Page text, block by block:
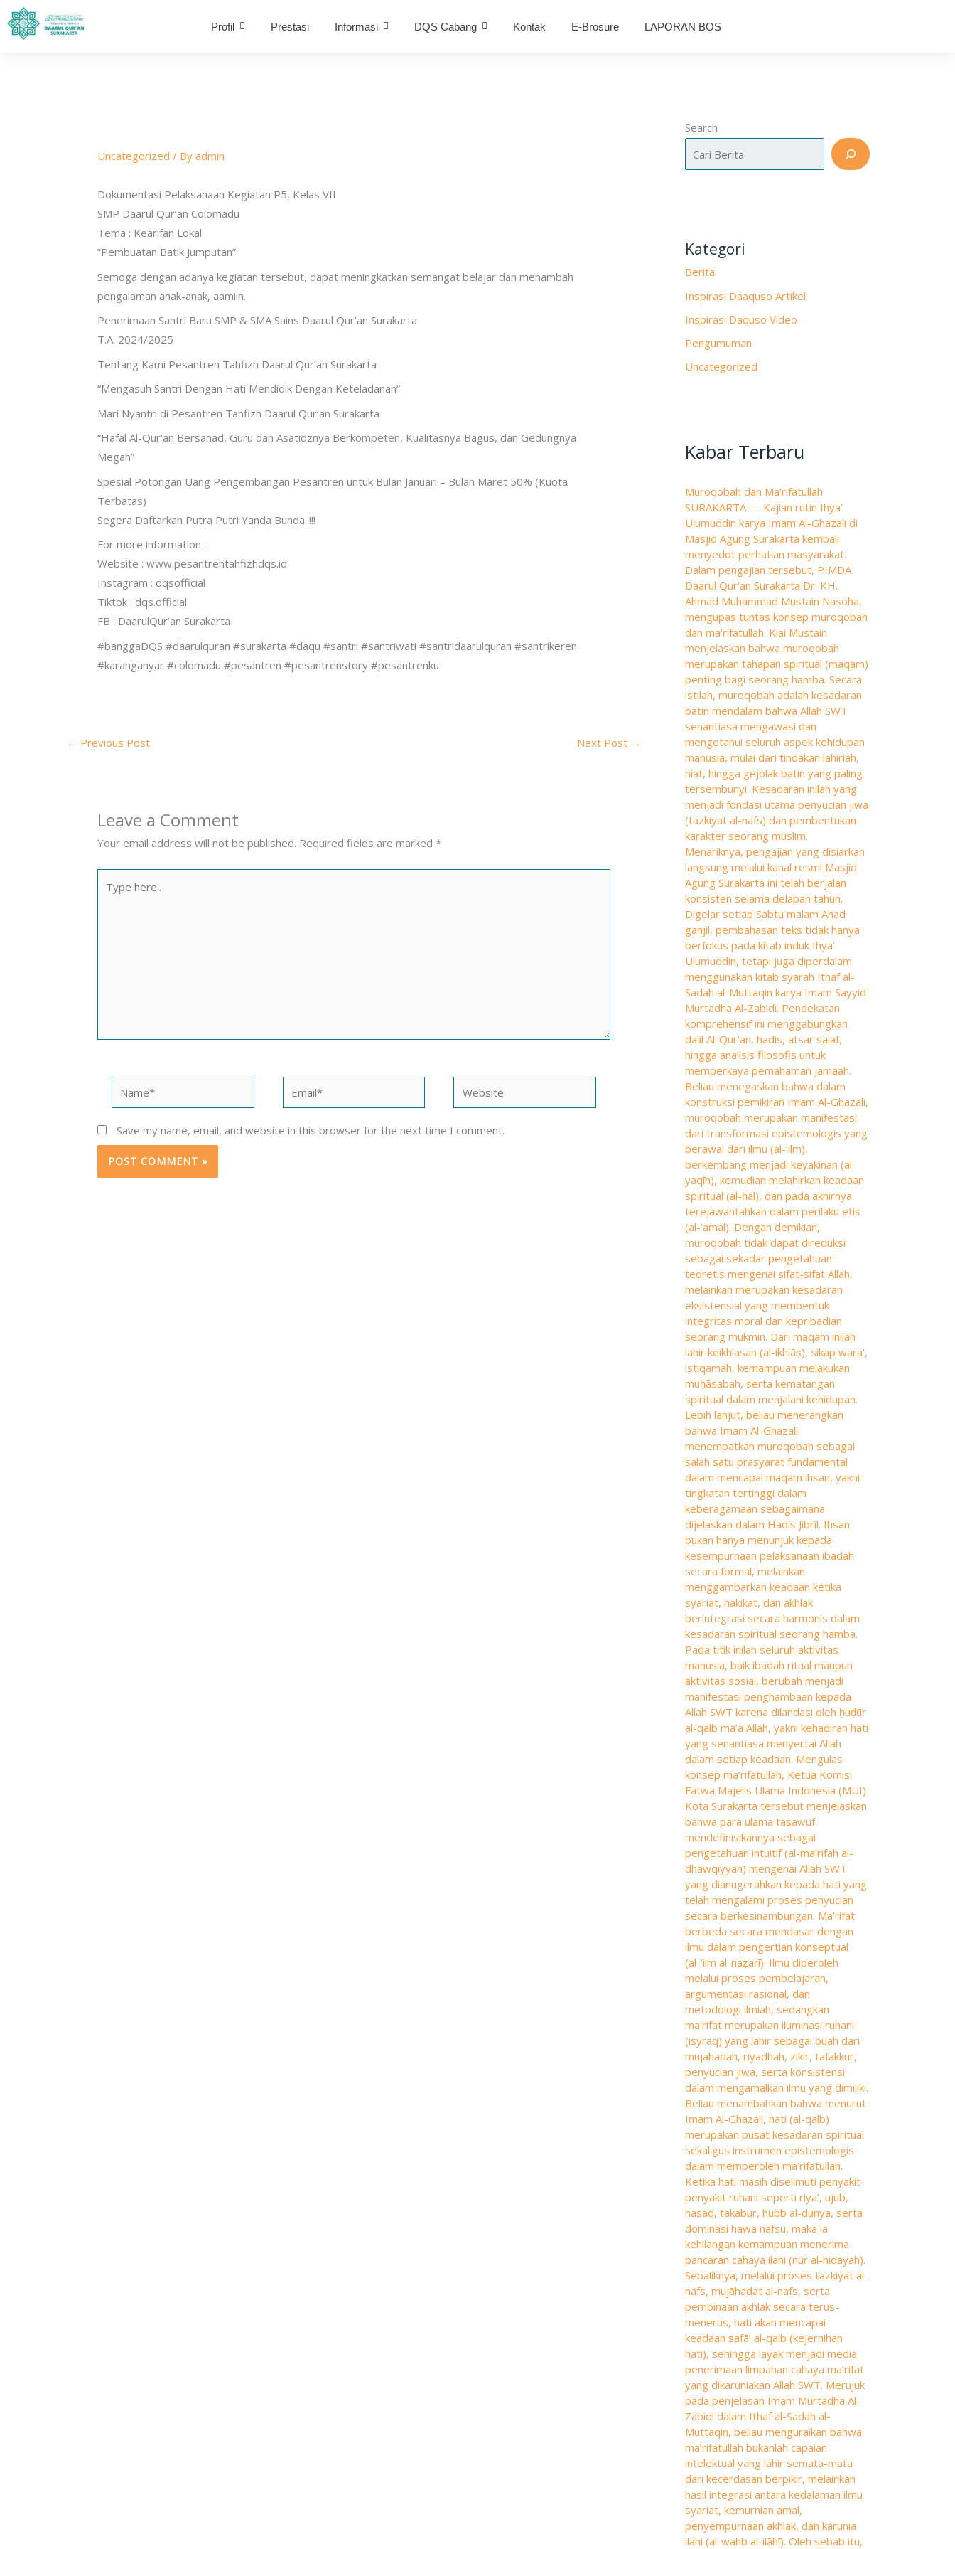
Skip
to
Profil Prestasi Informasi DQS Cabang Kontak E-Brosure LAPORAN BOS
Uncategorized / By admin
Dokumentasi Pelaksanaan Kegiatan P5, Kelas VII
SMP Daarul Qur’an Colomadu
Tema : Kearifan Lokal
”Pembuatan Batik Jumputan”
Semoga dengan adanya kegiatan tersebut, dapat meningkatkan semangat belajar dan menambah
pengalaman anak-anak, aamiin.
Penerimaan Santri Baru SMP & SMA Sains Daarul Qur’an Surakarta
T.A. 2024/2025
Tentang Kami Pesantren Tahfizh Daarul Qur’an Surakarta
“Mengasuh Santri Dengan Hati Mendidik Dengan Keteladanan”
Mari Nyantri di Pesantren Tahfizh Daarul Qur’an Surakarta
“Hafal Al-Qur’an Bersanad, Guru dan Asatidznya Berkompeten, Kualitasnya Bagus, dan Gedungnya
Megah”
Spesial Potongan Uang Pengembangan Pesantren untuk Bulan Januari – Bulan Maret 50% (Kuota
Terbatas)
Segera Daftarkan Putra Putri Yanda Bunda..!!!
For more information :
Website : www.pesantrentahfizhdqs.id
Instagram : dqsofficial
Tiktok : dqs.official
FB : DaarulQur’an Surakarta
#banggaDQS #daarulquran #surakarta #daqu #santri #santriwati #santridaarulquran #santrikeren
#karanganyar #colomadu #pesantren #pesantrenstory #pesantrenku
← Previous Post Next Post →
Leave a Comment
Your email address will not be published. Required fields are marked *
here..
Save my name, email, and website in this browser for the next time I comment.
Search
Kategori
Berita
Inspirasi Daaquso Artikel
Inspirasi Daquso Video
Pengumuman
Uncategorized
Kabar Terbaru
Muroqobah dan Ma’rifatullah
SURAKARTA — Kajian rutin Ihya’
Ulumuddin karya Imam Al-Ghazali di
Masjid Agung Surakarta kembali
menyedot perhatian masyarakat.
Dalam pengajian tersebut, PIMDA
Daarul Qur’an Surakarta Dr. KH.
Ahmad Muhammad Mustain Nasoha,
mengupas tuntas konsep muroqobah
dan ma’rifatullah. Kiai Mustain
menjelaskan bahwa muroqobah
merupakan tahapan spiritual (maqām)
penting bagi seorang hamba. Secara
istilah, muroqobah adalah kesadaran
batin mendalam bahwa Allah SWT
senantiasa mengawasi dan
mengetahui seluruh aspek kehidupan
manusia, mulai dari tindakan lahiriah,
niat, hingga gejolak batin yang paling
tersembunyi. Kesadaran inilah yang
menjadi fondasi utama penyucian jiwa
(tazkiyat al-nafs) dan pembentukan
karakter seorang muslim.
Menariknya, pengajian yang disiarkan
langsung melalui kanal resmi Masjid
Agung Surakarta ini telah berjalan
konsisten selama delapan tahun.
Digelar setiap Sabtu malam Ahad
ganjil, pembahasan teks tidak hanya
berfokus pada kitab induk Ihya’
Ulumuddin, tetapi juga diperdalam
menggunakan kitab syarah Ithaf al-
Sadah al-Muttaqin karya Imam Sayyid
Murtadha Al-Zabidi. Pendekatan
komprehensif ini menggabungkan
dalil Al-Qur’an, hadis, atsar salaf,
hingga analisis filosofis untuk
memperkaya pemahaman jamaah.
Beliau menegaskan bahwa dalam
konstruksi pemikiran Imam Al-Ghazali,
muroqobah merupakan manifestasi
dari transformasi epistemologis yang
berawal dari ilmu (al-‘ilm),
berkembang menjadi keyakinan (al-
yaqīn), kemudian melahirkan keadaan
spiritual (al-ḥāl), dan pada akhirnya
terejawantahkan dalam perilaku etis
(al-‘amal). Dengan demikian,
muroqobah tidak dapat direduksi
sebagai sekadar pengetahuan
teoretis mengenai sifat-sifat Allah,
melainkan merupakan kesadaran
eksistensial yang membentuk
integritas moral dan kepribadian
seorang mukmin. Dari maqam inilah
lahir keikhlasan (al-ikhlāṣ), sikap wara’,
istiqamah, kemampuan melakukan
muḥāsabah, serta kematangan
spiritual dalam menjalani kehidupan.
Lebih lanjut, beliau menerangkan
bahwa Imam Al-Ghazali
menempatkan muroqobah sebagai
salah satu prasyarat fundamental
dalam mencapai maqam ihsan, yakni
tingkatan tertinggi dalam
keberagamaan sebagaimana
dijelaskan dalam Hadis Jibril. Ihsan
bukan hanya menunjuk kepada
kesempurnaan pelaksanaan ibadah
secara formal, melainkan
menggambarkan keadaan ketika
syariat, hakikat, dan akhlak
berintegrasi secara harmonis dalam
kesadaran spiritual seorang hamba.
Pada titik inilah seluruh aktivitas
manusia, baik ibadah ritual maupun
aktivitas sosial, berubah menjadi
manifestasi penghambaan kepada
Allah SWT karena dilandasi oleh ḥuḍūr
al-qalb ma’a Allāh, yakni kehadiran hati
yang senantiasa menyertai Allah
dalam setiap keadaan. Mengulas
konsep ma’rifatullah, Ketua Komisi
Fatwa Majelis Ulama Indonesia (MUI)
Kota Surakarta tersebut menjelaskan
bahwa para ulama tasawuf
mendefinisikannya sebagai
pengetahuan intuitif (al-ma’rifah al-
dhawqiyyah) mengenai Allah SWT
yang dianugerahkan kepada hati yang
telah mengalami proses penyucian
secara berkesinambungan. Ma’rifat
berbeda secara mendasar dengan
ilmu dalam pengertian konseptual
(al-‘ilm al-naẓarī). Ilmu diperoleh
melalui proses pembelajaran,
argumentasi rasional, dan
metodologi ilmiah, sedangkan
ma’rifat merupakan iluminasi ruhani
(isyraq) yang lahir sebagai buah dari
mujahadah, riyadhah, zikir, tafakkur,
penyucian jiwa, serta konsistensi
dalam mengamalkan ilmu yang dimiliki.
Beliau menambahkan bahwa menurut
Imam Al-Ghazali, hati (al-qalb)
merupakan pusat kesadaran spiritual
sekaligus instrumen epistemologis
dalam memperoleh ma’rifatullah.
Ketika hati masih diselimuti penyakit-
penyakit ruhani seperti riya’, ujub,
hasad, takabur, hubb al-dunya, serta
dominasi hawa nafsu, maka ia
kehilangan kemampuan menerima
pancaran cahaya ilahi (nūr al-hidāyah).
Sebaliknya, melalui proses tazkiyat al-
nafs, mujāhadat al-nafs, serta
pembinaan akhlak secara terus-
menerus, hati akan mencapai
keadaan ṣafā’ al-qalb (kejernihan
hati), sehingga layak menjadi media
penerimaan limpahan cahaya ma’rifat
yang dikaruniakan Allah SWT. Merujuk
pada penjelasan Imam Murtadha Al-
Zabidi dalam Ithaf al-Sadah al-
Muttaqin, beliau menguraikan bahwa
ma’rifatullah bukanlah capaian
intelektual yang lahir semata-mata
dari kecerdasan berpikir, melainkan
hasil integrasi antara kedalaman ilmu
syariat, kemurnian amal,
penyempurnaan akhlak, dan karunia
ilahi (al-wahb al-ilāhī). Oleh sebab itu,